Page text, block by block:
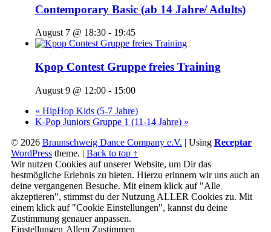
Contemporary Basic (ab 14 Jahre/ Adults)
August 7 @ 18:30 - 19:45
Kpop Contest Gruppe freies Training
August 9 @ 12:00 - 15:00
« HipHop Kids (5-7 Jahre)
K-Pop Juniors Gruppe 1 (11-14 Jahre) »
© 2026 Braunschweig Dance Company e.V. | Using Receptar
WordPress theme. | Back to top ↑
Wir nutzen Cookies auf unserer Website, um Dir das
bestmögliche Erlebnis zu bieten. Hierzu erinnern wir uns auch an
deine vergangenen Besuche. Mit einem klick auf "Alle
akzeptieren", stimmst du der Nutzung ALLER Cookies zu. Mit
einem klick auf "Cookie Einstellungen", kannst du deine
Zustimmung genauer anpassen.
Einstellungen Allem Zustimmen